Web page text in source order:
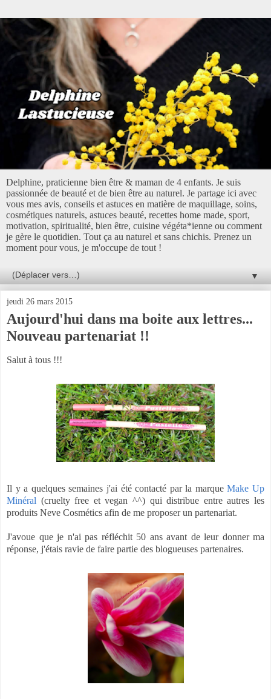
Delphine, praticienne bien être & maman de 4 enfants. Je suis
passionnée de beauté et de bien être au naturel. Je partage ici avec
vous mes avis, conseils et astuces en matière de maquillage, soins,
cosmétiques naturels, astuces beauté, recettes home made, sport,
motivation, spiritualité, bien être, cuisine végéta*ienne ou comment
je gère le quotidien. Tout ça au naturel et sans chichis. Prenez un
moment pour vous, je m'occupe de tout !
▼
jeudi 26 mars 2015
Aujourd'hui dans ma boite aux lettres...
Nouveau partenariat !!
Salut à tous !!!
Il y a quelques semaines j'ai été contacté par la marqueMake Up
Minéral (cruelty free et vegan ^^) qui distribue entre autres les
produits Neve Cosmétics afin de me proposer un partenariat.
J'avoue que je n'ai pas réfléchit 50 ans avant de leur donner ma
réponse, j'étais ravie de faire partie des blogueuses partenaires.